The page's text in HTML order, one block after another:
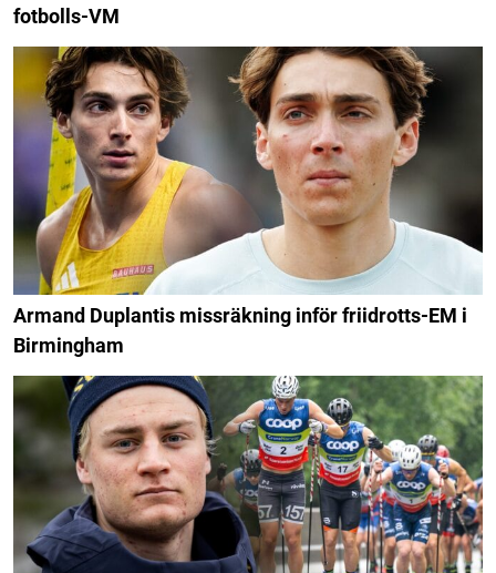
fotbolls-VM
Armand Duplantis missräkning inför friidrotts-EM i
Birmingham